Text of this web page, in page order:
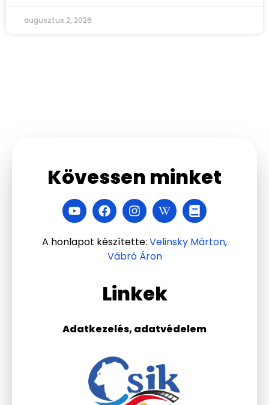
augusztus 2, 2026
Linkek
Adatkezelés, adatvédelem
Kövessen minket
A honlapot készítette: Velinsky Márton,
Vábró Áron